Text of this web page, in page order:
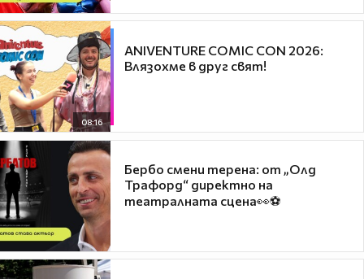
08:16
ANIVENTURE COMIC CON 2026:
Влязохме в друг свят!
Бербо смени терена: от „Олд
Трафорд“ директно на
театралната сцена👀⚽